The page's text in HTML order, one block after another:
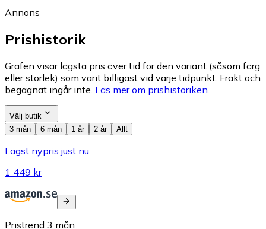
Annons
Prishistorik
Grafen visar lägsta pris över tid för den variant (såsom färg
eller storlek) som varit billigast vid varje tidpunkt. Frakt och
begagnat ingår inte. Läs mer om prishistoriken.
Välj butik
3 mån
6 mån 1 år 2 år Allt
Lägst nypris just nu
1 449 kr
Pristrend 3 mån